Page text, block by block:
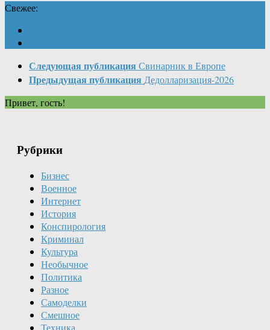
Свежее:
Следующая публикация Свинарник в Европе
Предыдущая публикация Дедолларизация-2026
Привет, гость!
Рубрики
Бизнес
Военное
Интернет
История
Конспирология
Криминал
Культура
Необычное
Политика
Разное
Самоделки
Смешное
Техника